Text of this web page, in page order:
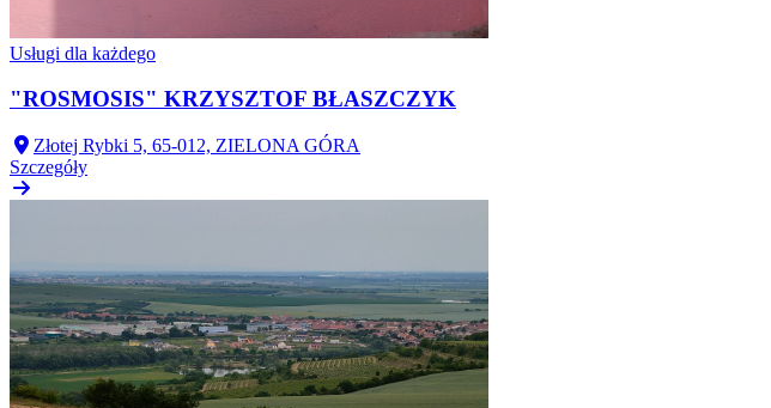
Usługi dla każdego
"ROSMOSIS" KRZYSZTOF BŁASZCZYK
Złotej Rybki 5, 65-012, ZIELONA GÓRA
Szczegóły